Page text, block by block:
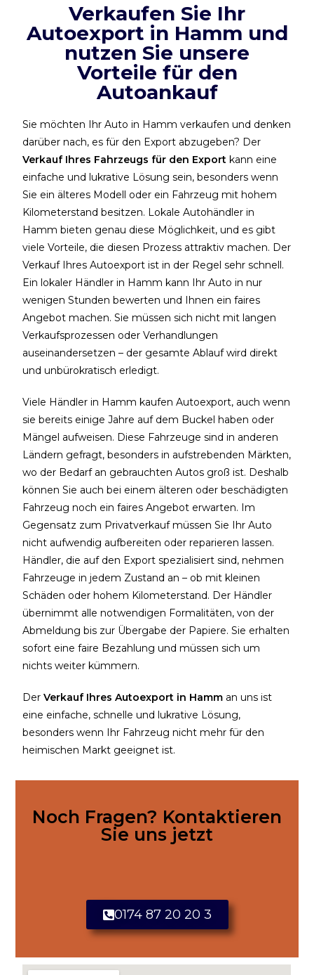
Verkaufen Sie Ihr
Autoexport in Hamm und
nutzen Sie unsere
Vorteile für den
Autoankauf
Sie möchten Ihr Auto in Hamm verkaufen und denken
darüber nach, es für den Export abzugeben? Der
Verkauf Ihres Fahrzeugs für den Export kann eine
einfache und lukrative Lösung sein, besonders wenn
Sie ein älteres Modell oder ein Fahrzeug mit hohem
Kilometerstand besitzen. Lokale Autohändler in
Hamm bieten genau diese Möglichkeit, und es gibt
viele Vorteile, die diesen Prozess attraktiv machen. Der
Verkauf Ihres Autoexport ist in der Regel sehr schnell.
Ein lokaler Händler in Hamm kann Ihr Auto in nur
wenigen Stunden bewerten und Ihnen ein faires
Angebot machen. Sie müssen sich nicht mit langen
Verkaufsprozessen oder Verhandlungen
auseinandersetzen – der gesamte Ablauf wird direkt
und unbürokratisch erledigt.
Viele Händler in Hamm kaufen Autoexport, auch wenn
sie bereits einige Jahre auf dem Buckel haben oder
Mängel aufweisen. Diese Fahrzeuge sind in anderen
Ländern gefragt, besonders in aufstrebenden Märkten,
wo der Bedarf an gebrauchten Autos groß ist. Deshalb
können Sie auch bei einem älteren oder beschädigten
Fahrzeug noch ein faires Angebot erwarten. Im
Gegensatz zum Privatverkauf müssen Sie Ihr Auto
nicht aufwendig aufbereiten oder reparieren lassen.
Händler, die auf den Export spezialisiert sind, nehmen
Fahrzeuge in jedem Zustand an – ob mit kleinen
Schäden oder hohem Kilometerstand. Der Händler
übernimmt alle notwendigen Formalitäten, von der
Abmeldung bis zur Übergabe der Papiere. Sie erhalten
sofort eine faire Bezahlung und müssen sich um
nichts weiter kümmern.
DerVerkauf Ihres Autoexport in Hamm an uns ist
eine einfache, schnelle und lukrative Lösung,
besonders wenn Ihr Fahrzeug nicht mehr für den
heimischen Markt geeignet ist.
Noch Fragen? Kontaktieren
Sie uns jetzt
0174 87 20 20 3